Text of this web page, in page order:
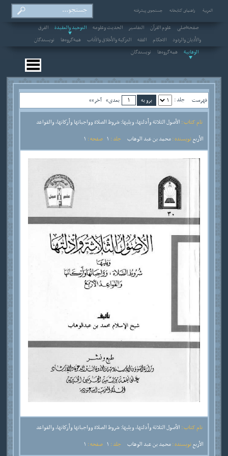
العربیة راهنمای کتابخانه جستجوی پیشرفته
صفحه‌اصلی علوم القرآن التفاسير الحديث وعلومه التوحيد والعقيدة
الفرق
والأديان والردود
الاحکام الفقه التزكية والأخلاق والآداب همه‌گروه‌ها
نویسندگان
الوهابية
همه‌گروه‌ها نویسندگان
فهرست جلد : بعدی» آخر»»
نام کتاب : الأصول الثلاثة وأدلتها، ويليها: شروط الصلاة وواجباتها وأركانها، والقواعد
الأربعنویسنده :محمد بن عبد الوهاب جلد : صفحه :
نام کتاب : الأصول الثلاثة وأدلتها، ويليها: شروط الصلاة وواجباتها وأركانها، والقواعد
الأربعنویسنده :محمد بن عبد الوهاب جلد : صفحه :